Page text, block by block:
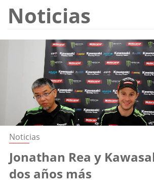
Noticias
Noticias
Jonathan Rea y
dos años más
Páginas